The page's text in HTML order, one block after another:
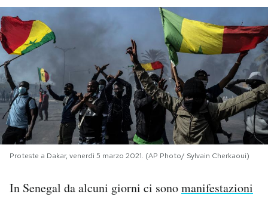
Mondiali calcio 2026
PODCAST
NEWSLETTER
I MIEI PREFERITI
SHOP
Proteste a Dakar, venerdì 5 marzo 2021. (AP Photo/ Sylvain Cherkaoui)
In Senegal da alcuni giorni ci sonomanifestazioni